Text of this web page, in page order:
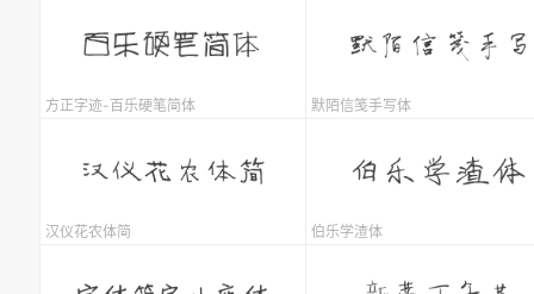
方正字迹-百乐硬笔简体 默陌信笺手写体
汉仪花农体简 伯乐学渣体